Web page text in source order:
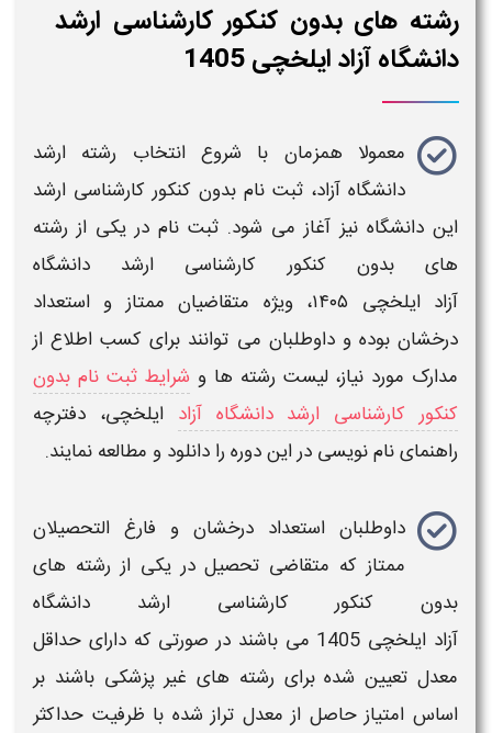
رشته های بدون کنکور کارشناسی ارشد
دانشگاه آزاد ایلخچی 1405
معمولا همزمان با شروعانتخاب رشته ارشد
دانشگاه آزاد، ثبت نام بدون کنکور کارشناسی ارشد
این دانشگاه نیز آغاز می شود. ثبت نام در یکی از رشته
های بدون کنکور کارشناسی ارشد دانشگاه
آزادایلخچی ۱۴۰۵، ویژه متقاضیان ممتاز و استعداد
درخشان بوده و داوطلبان می توانند برای کسب اطلاع از
مدارک مورد نیاز،لیست رشته ها و شرایط ثبت نام بدون
کنکور کارشناسی ارشد دانشگاه آزاد ایلخچی، دفترچه
راهنمای نام نویسی در این دوره را دانلود و مطالعه نمایند.
داوطلبان استعداد درخشان و فارغ التحصیلان
ممتاز که متقاضی تحصیل در یکی از رشته های
بدون کنکور کارشناسی ارشد دانشگاه
آزاد ایلخچی 1405 می باشند در صورتی که دارای حداقل
معدل تعیین شده برای رشته های غیر پزشکی باشند بر
اساس امتیاز حاصل از معدل تراز شده با ظرفیت حداکثر